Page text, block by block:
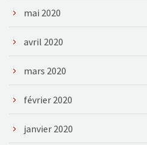
mai 2020
avril 2020
mars 2020
février 2020
janvier 2020